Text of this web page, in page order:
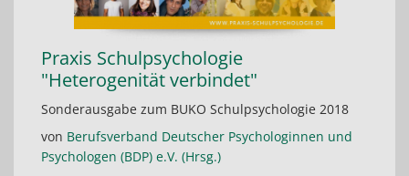
Praxis Schulpsychologie
"Heterogenität verbindet"
Sonderausgabe zum BUKO Schulpsychologie 2018
von Berufsverband Deutscher Psychologinnen und
Psychologen (BDP) e.V. (Hrsg.)